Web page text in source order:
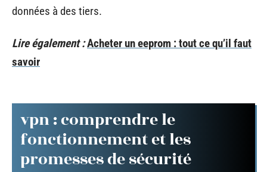
données à des tiers.
Lire également :Acheter un eeprom : tout ce qu’il faut
savoir
vpn : comprendre le
fonctionnement et les
promesses de sécurité